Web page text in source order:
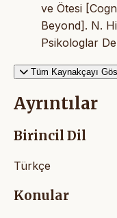
ve Ötesi
Beyond]. N.
Psikologlar
Tüm Kaynakçayı
Ayrıntılar
Birincil Dil
Türkçe
Konular